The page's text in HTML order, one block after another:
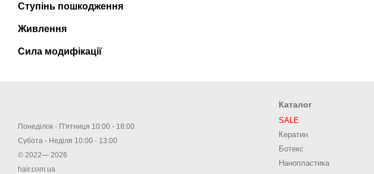
Ступінь пошкодження
Живлення
Сила модифікації
Понеділок - П'ятниця 10:00 - 18:00
Субота - Неділя 10:00 - 13:00
© 2022— 2026
hair.com.ua
Каталог
SALE
Кератин
Ботекс
Нанопластика